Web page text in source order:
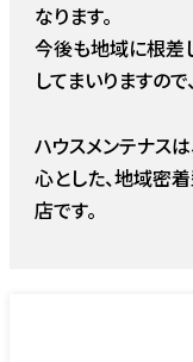
なります。
今後も地域に根差
してまいりますので
ハウスメンテナス
心とした、地域密
店です。